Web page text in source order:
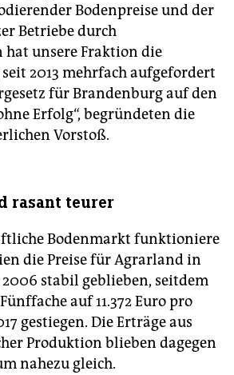
Bodenpreise und der
Betriebe durch
hat unsere Fraktion die
2013 mehrfach aufgefordert
für Brandenburg auf den
Erfolg“, begründeten die
Vorstoß.
rasant teurer
Bodenmarkt funktioniere
die Preise für Agrarland in
stabil geblieben, seitdem
auf 11.372 Euro pro
gestiegen. Die Erträge aus
Produktion blieben dagegen
nahezu gleich.